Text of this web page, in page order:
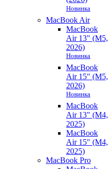
Новинка
MacBook Air
MacBook
Air 13" (M5,
2026)
Новинка
MacBook
Air 15" (M5,
2026)
Новинка
MacBook
Air 13" (M4,
2025)
MacBook
Air 15" (M4,
2025)
MacBook Pro